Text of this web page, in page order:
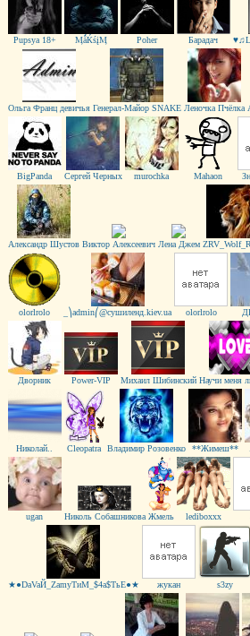
Pupsya 18+ ӍǻЌśįӍ Роher Барадач
Ольга Франц девичья Генерал-Майор SNAKE Леночка Пчёлка
BigPanda Сергей Черных murochka Mahaon
Александр Шустов Виктор Алексеевич Лена Джем
оlorlrolo _⎞admin⎛@сушиленд.kiev.ua olorlrolo
Дворник Power-VIP Михаил Шибинский Научи меня
Николай.. Cleopatra Владимир Розовенко **Жимеш**
ugan Николь Собашникова Жмель lediboxxx
★●DaVaЙ_ZamyТиM_$4a$TьЕ●★ жукан s3zy